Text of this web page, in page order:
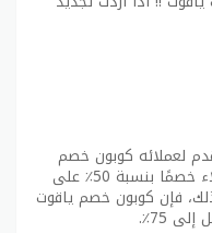
لعملائه كوبون خصم
ياقوت ٢٠٢٦. يوفر رمز الخصم هذا للعملاء خصمًا بنسبة 50٪ على
فإن كوبون خصم ياقوت
75٪.